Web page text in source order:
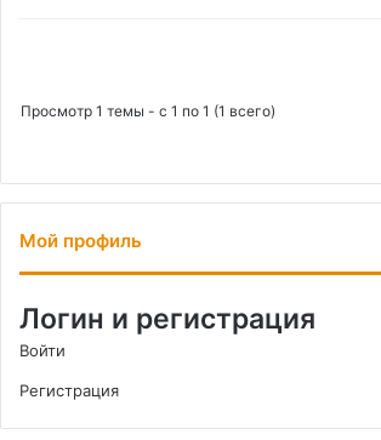
Просмотр 1 темы - с 1 по 1 (1 всего)
Мой профиль
Логин и регистрация
Войти
Регистрация